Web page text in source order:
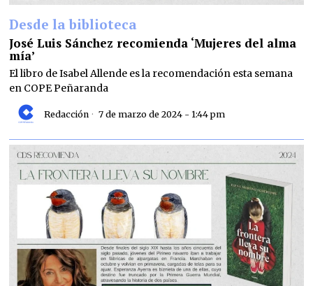
Desde la biblioteca
José Luis Sánchez recomienda ‘Mujeres del alma
mía’
El libro de Isabel Allende es la recomendación esta semana
en COPE Peñaranda
Redacción 7 de marzo de 2024 - 1:44 pm